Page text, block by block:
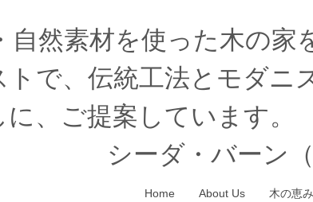
然素材を使った木の家
で、伝統工法とモダニ
、ご提案しています。
シーダ・バーン
Home About Us 木の恵み